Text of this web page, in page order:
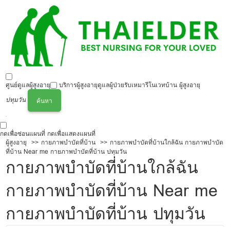
ศูนย์ดูแลผู้สูงอายุ บริการผู้สูงอายุดูแลผู้ป่วยรับเหมารีโนเวทบ้าน ผู้สูงอายุ
ปทุมวัน
ค้นหา
กดเพื่อซ่อนแผนที่ กดเพื่อแสดงแผนที่
ผู้สูงอายุ
กายภาพบำบัดที่บ้าน
กายภาพบำบัดที่บ้านใกล้ฉัน กายภาพบำบัด
ที่บ้าน Near me กายภาพบำบัดที่บ้าน ปทุมวัน
กายภาพบำบัดที่บ้านใกล้ฉัน
กายภาพบำบัดที่บ้าน Near me
กายภาพบำบัดที่บ้าน ปทุมวัน